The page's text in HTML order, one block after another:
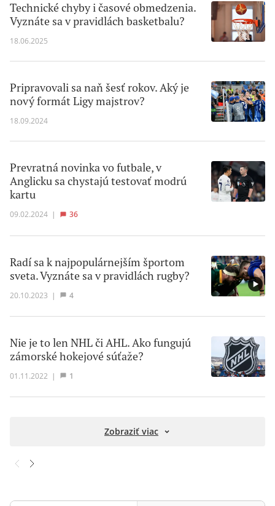
Technické chyby i časové obmedzenia.
Vyznáte sa v pravidlách basketbalu?
18.06.2025
Pripravovali sa naň šesť rokov. Aký je
nový formát Ligy majstrov?
18.09.2024
Prevratná novinka vo futbale, v
Anglicku sa chystajú testovať modrú
kartu
09.02.2024 | 36
Radí sa k najpopulárnejším športom
sveta. Vyznáte sa v pravidlách rugby?
20.10.2023 | 4
Nie je to len NHL či AHL. Ako fungujú
zámorské hokejové súťaže?
01.11.2022 | 1
Zobraziť viac